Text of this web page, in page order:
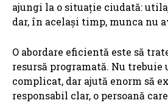
ajungi la o situație ciudată:
dar, în același timp, munca nu
O abordare eficientă este să
resursă programată. Nu trebuie
complicat, dar ajută enorm să
responsabil clar, o persoană